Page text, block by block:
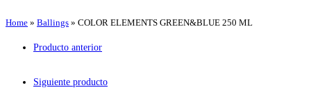
Home » Ballings » COLOR ELEMENTS GREEN&BLUE 250 ML
Producto anterior
Siguiente producto